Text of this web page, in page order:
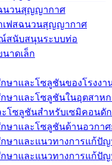
นวนสุญญากาศ
เฟสฉนวนสุญญากาศ
สนับสนุนระบบท่อ
นาดเล็ก
ษาและโซลูชันของโรงงา
ษาและโซลูชันในอุตสาห
ะโซลูชันสำหรับเซมิคอนดั
ษาและโซลูชันด้านอวกา
ษาและแนวทางการแก้ปัญ
ษาและแนวทางการแก้ปั